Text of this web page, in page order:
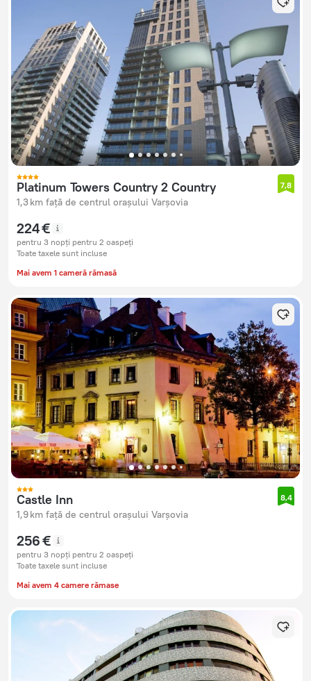
Platinum Towers Country 2 Country
1,3 km față de centrul orașului Varșovia
7,8
224 €
pentru 3 nopți pentru 2 oaspeți
Toate taxele sunt incluse
Mai avem 1 cameră rămasă
Castle Inn
1,9 km față de centrul orașului Varșovia
8,4
256 €
pentru 3 nopți pentru 2 oaspeți
Toate taxele sunt incluse
Mai avem 4 camere rămase